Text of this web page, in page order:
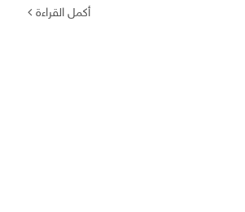
أكمل القراءة